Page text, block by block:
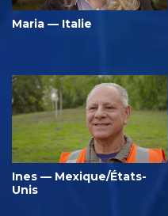
Maria — Italie
Ines — Mexique/États-
Unis